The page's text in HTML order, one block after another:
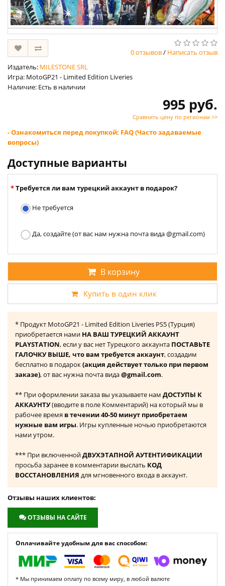
0 отзывов/ Написать отзыв
Издатель: MILESTONE SRL
Игра: MotoGP21 - Limited Edition Liveries
Наличие: Есть в наличии
995 руб.
Сравнить цену по регионам >>
- Ознакомиться перед покупкой: FAQ (Часто задаваемые
вопросы)
Доступные варианты
Требуется ли вам турецкий аккаунт в подарок?
Не требуется
Да, создайте (от вас нам нужна почта вида @gmail.com)
В корзину
Купить в один клик
* Продукт MotoGP21 - Limited Edition Liveries PS5 (Турция)
приобретается нами НА ВАШ ТУРЕЦКИЙ АККАУНТ
PLAYSTATION, если у вас нет Турецкого аккаунта ПОСТАВЬТЕ
ГАЛОЧКУ ВЫШЕ, что вам требуется аккаунт, создадим
бесплатно в подарок(акция действует только при первом
заказе), от вас нужна почта вида@gmail.com.
** При оформлении заказа вы указываете нам ДОСТУПЫ К
АККАУНТУ(вводите в поле Комментарий) на который мы в
рабочее время в течении 40-50 минут приобретаем
нужные вам игры. Игры купленные ночью приобретаются
нами утром.
*** При включеннойДВУХЭТАПНОЙ АУТЕНТИФИКАЦИИ
просьба заранее в комментарии выслать КОД
ВОССТАНОВЛЕНИЯ для мгновенного входа в аккаунт.
Отзывы наших клиентов:
ОТЗЫВЫ НА САЙТЕ
Оплачивайте удобным для вас способом:
* Мы принимаем оплату по всему миру, в любой валюте